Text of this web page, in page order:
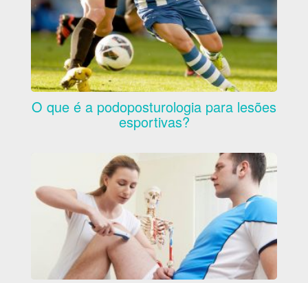
O que é a podoposturologia para lesões
esportivas?